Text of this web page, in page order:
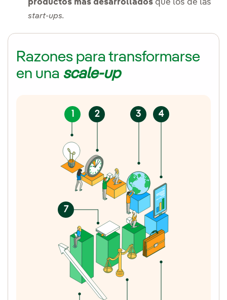
productos más desarrollados que los de las
start-ups.
Razones para transformarse
en una scale-up
2 3 4
7